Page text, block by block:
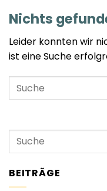
Nichts
Leider konnten wir
ist eine Suche
BEITRÄGE